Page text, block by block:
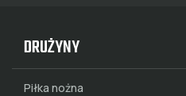
DRUŻYNY
Piłka nożna